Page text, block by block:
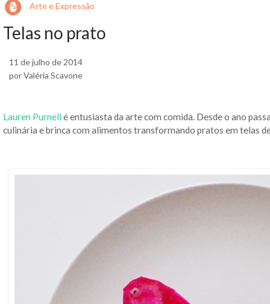
Arte e Expressão
Telas no prato
11 de julho de 2014
por Valéria Scavone
Lauren Purnellé entusiasta da arte com comida. Desde o ano
culinária e brinca com alimentos transformando pratos em telas